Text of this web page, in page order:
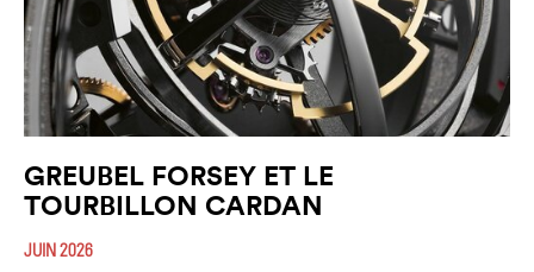
GREUBEL FORSEY ET LE
TOURBILLON CARDAN
JUIN 2026